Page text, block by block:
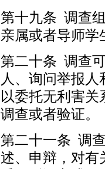
第十九条 调查
亲属或者导师学
第二十条 调查
人、询问举报
以委托无利害
调查或者验证。
第二十一条 调
述、申辩，对有